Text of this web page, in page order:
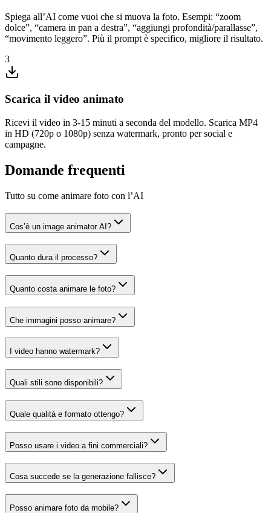
Spiega all’AI come vuoi che si muova la foto. Esempi: “zoom
dolce”, “camera in pan a destra”, “aggiungi profondità/parallasse”,
“movimento leggero”. Più il prompt è specifico, migliore il risultato.
3
Scarica il video animato
Ricevi il video in 3-15 minuti a seconda del modello. Scarica MP4
in HD (720p o 1080p) senza watermark, pronto per social e
campagne.
Domande frequenti
Tutto su come animare foto con l’AI
Cos’è un image animator AI?
Quanto dura il processo?
Quanto costa animare le foto?
Che immagini posso animare?
I video hanno watermark?
Quali stili sono disponibili?
Quale qualità e formato ottengo?
Posso usare i video a fini commerciali?
Cosa succede se la generazione fallisce?
Posso animare foto da mobile?